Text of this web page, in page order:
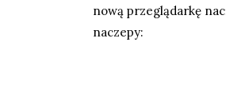
nową przeglądarkę
naczepy: